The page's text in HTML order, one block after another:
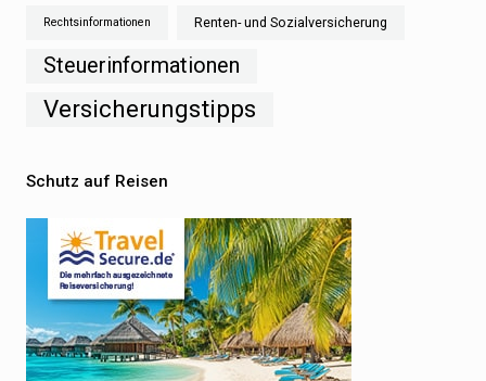
Rechtsinformationen Renten- und Sozialversicherung
Steuerinformationen
Versicherungstipps
Schutz auf Reisen